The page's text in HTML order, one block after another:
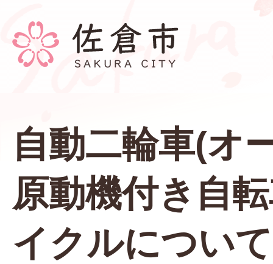
自動二輪車(オ
原動機付き自
イクルについて